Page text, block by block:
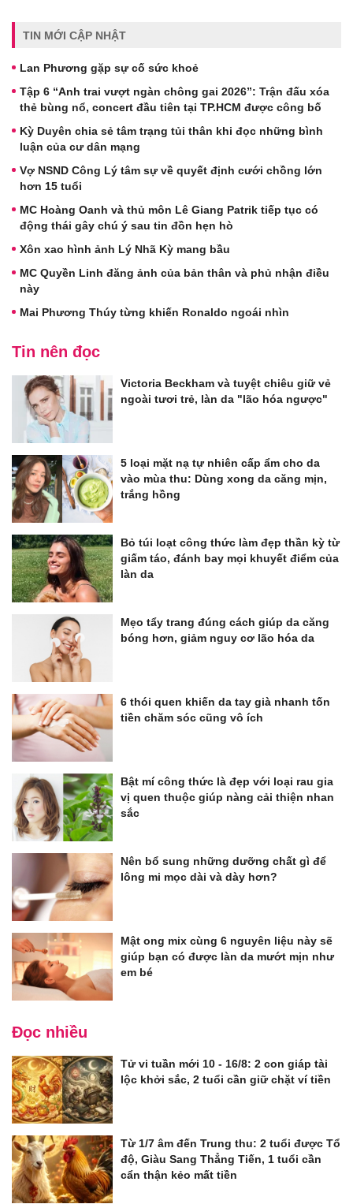
TIN MỚI CẬP NHẬT
Lan Phương gặp sự cố sức khoẻ
Tập 6 “Anh trai vượt ngàn chông gai 2026”: Trận đấu xóa
thẻ bùng nổ, concert đầu tiên tại TP.HCM được công bố
Kỳ Duyên chia sẻ tâm trạng tủi thân khi đọc những bình
luận của cư dân mạng
Vợ NSND Công Lý tâm sự về quyết định cưới chồng lớn
hơn 15 tuổi
MC Hoàng Oanh và thủ môn Lê Giang Patrik tiếp tục có
động thái gây chú ý sau tin đồn hẹn hò
Xôn xao hình ảnh Lý Nhã Kỳ mang bầu
MC Quyền Linh đăng ảnh của bản thân và phủ nhận điều
này
Mai Phương Thúy từng khiến Ronaldo ngoái nhìn
Tin nên đọc
Victoria Beckham và tuyệt chiêu giữ vẻ
ngoài tươi trẻ, làn da "lão hóa ngược"
5 loại mặt nạ tự nhiên cấp ẩm cho da
vào mùa thu: Dùng xong da căng mịn,
trắng hồng
Bỏ túi loạt công thức làm đẹp thần kỳ từ
giấm táo, đánh bay mọi khuyết điểm của
làn da
Mẹo tẩy trang đúng cách giúp da căng
bóng hơn, giảm nguy cơ lão hóa da
6 thói quen khiến da tay già nhanh tốn
tiền chăm sóc cũng vô ích
Bật mí công thức là đẹp với loại rau gia
vị quen thuộc giúp nàng cải thiện nhan
sắc
Nên bổ sung những dưỡng chất gì để
lông mi mọc dài và dày hơn?
Mật ong mix cùng 6 nguyên liệu này sẽ
giúp bạn có được làn da mướt mịn như
em bé
Đọc nhiều
Tử vi tuần mới 10 - 16/8: 2 con giáp tài
lộc khởi sắc, 2 tuổi cần giữ chặt ví tiền
Từ 1/7 âm đến Trung thu: 2 tuổi được Tổ
độ, Giàu Sang Thẳng Tiến, 1 tuổi cần
cẩn thận kẻo mất tiền